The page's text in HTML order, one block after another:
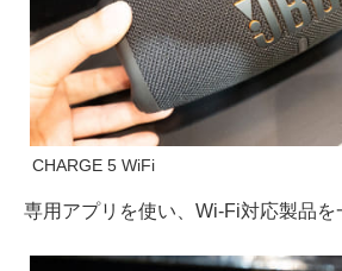
CHARGE 5 WiFi
専用アプリを使い、Wi-Fi対応製品を